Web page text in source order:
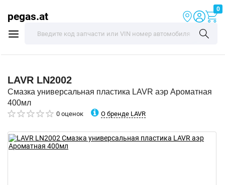
pegas.at
0
LAVR LN2002
Смазка универсальная пластика LAVR аэр Ароматная
400мл
0 оценок О бренде LAVR